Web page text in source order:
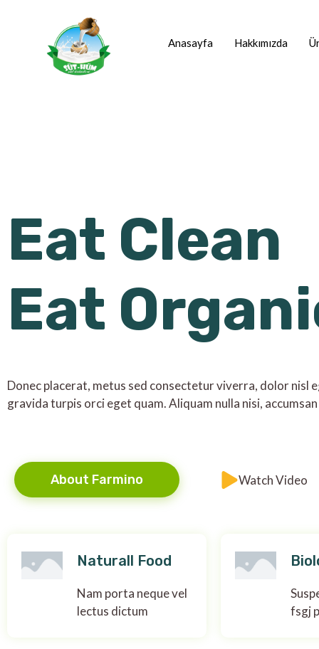
Anasayfa Hakkımızda
Eat Clean
Eat
Donec placerat, metus sed consectetur viverra, dolor nisl
gravida turpis orci eget quam. Aliquam nulla nisi,
About Farmino Watch Video
Naturall Food
Nam porta neque vel
lectus dictum
fsgj